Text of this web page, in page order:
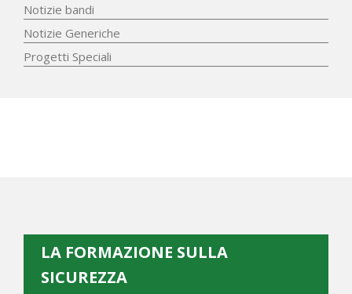
Notizie bandi
Notizie Generiche
Progetti Speciali
LA FORMAZIONE SULLA
SICUREZZA